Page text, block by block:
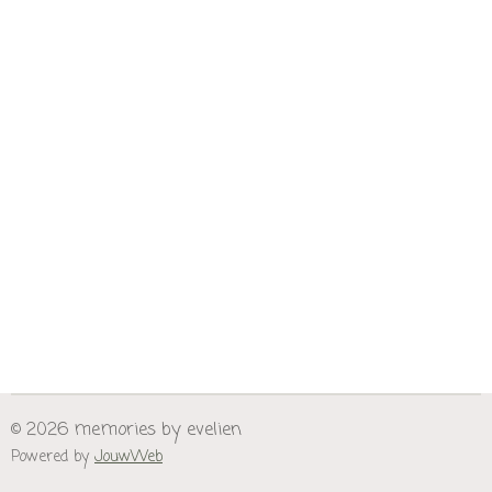
© 2026 memories by evelien
Powered by JouwWeb